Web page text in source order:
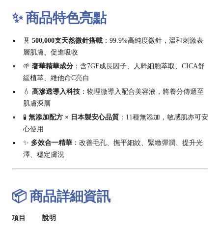
✨ 商品特色亮點
🧬 500,000支天然微針搭載：99.9%高純度微針，溫和刺激表
層肌膚、促進吸收
🌱 奢華精華成分：含7GF成長因子、人幹細胞萃取、CICA舒
緩植萃、維他命C亮白
💧 高滲透導入科技：物理微導入配合美容液，將養分傳遞至
肌膚深層
🧪 無添加配方 × 日本製安心品質：11種無添加，敏感肌亦可安
心使用
✨ 多效合一精華：改善毛孔、撫平細紋、緊緻彈潤、提升光
澤、穩定膚況
📦 商品詳細資訊
項目 說明